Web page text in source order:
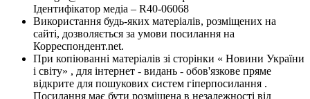
Ідентифікатор медіа – R40-06068
Використання будь-яких матеріалів, розміщених на
сайті, дозволяється за умови посилання на
Корреспондент.net.
При копіюванні матеріалів зі сторінки « Новини України
і світу» , для інтернет - видань - обов'язкове пряме
відкрите для пошукових систем гіперпосилання .
Посилання має бути розміщена в незалежності від